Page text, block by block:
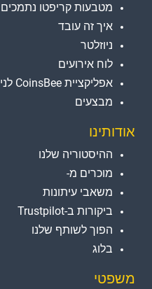
מטבעות קריפטו נתמכים
איך זה עובד
ניוזלטר
לוח אירועים
אפליקציית CoinsBee לנייד
מבצעים
אודותינו
ההיסטוריה שלנו
מוכרים מ-
משאבי עיתונות
ביקורות ב-Trustpilot
הפוך לשותף שלנו
בלוג
משפטי